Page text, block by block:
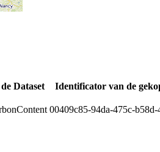
Dataset Identificator van de
00409c85-94da-475c-